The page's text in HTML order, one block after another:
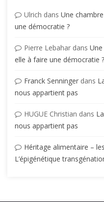
Ulrich dans Une
une démocratie ?
Pierre Lebahar dans
elle à faire une démocratie ?
Franck Senninger dans
nous appartient pas
HUGUE Christian dans
nous appartient pas
Héritage alimentaire –
L’épigénétique